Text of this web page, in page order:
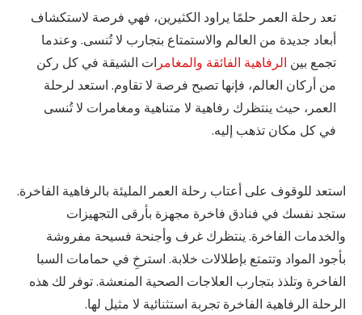
تعد رحلة العمر حلمًا يراود الكثيرين، فهي فرصة لاستكشاف
أبعاد جديدة من العالم والاستمتاع بتجارب لا تُنسى. وعندما
تجمع بين الرفاهية الفائقة والمغامر ات الشيقة في كل ركن
من أركان العالم، فإنها تصبح فرصة لا تقاوم. استعد لرحلة
العمر، حيث ينتظرك رفاهية لا متناهية ومغامرات لا تُنسى
في كل مكان تذهب إليه.
استعد للوقوف على أعتاب رحلة العمر المليئة بالرفاهية الفاخرة.
ستجد نفسك في فنادق فاخرة مجهزة بأرقى التجهيزات
والخدمات الفاخرة. ينتظرك غرف وأجنحة فسيحة مفروشة
بأجود المواد وتتمتع بإطلالات خلابة. استرخِ في حمامات السبا
الفاخرة وتلذذ بتجارب العلاجات الصحية المنعشة. توفر لك هذه
الرحلة الرفاهية الفاخرة تجربة استثنائية لا مثيل لها.